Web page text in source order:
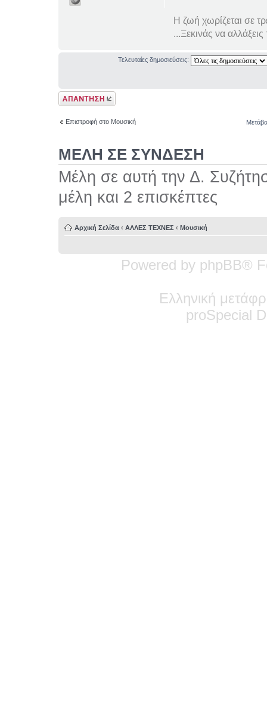
Η ζωή χωρίζεται σε
...Ξεκινάς να
Τελευταίες δημοσιεύσεις:
Δημιουργία
απάντησης
Επιστροφή στο Μουσική
ΜΕΛΗ ΣΕ ΣΥΝΔΕΣΗ
Μέλη σε αυτή την Δ.
μέλη και 2 επισκέπτες
Αρχική Σελίδα ‹ ΑΛΛΕΣ ΤΕΧΝΕΣ ‹ Μουσική
Powered by phpBB®
Ελληνική
proSpecial